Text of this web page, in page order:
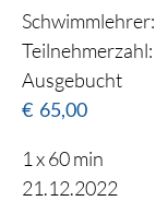
Schwimmlehrer:
Teilnehmerzahl:
Ausgebucht
€ 65,00
1 x 60 min
21.12.2022